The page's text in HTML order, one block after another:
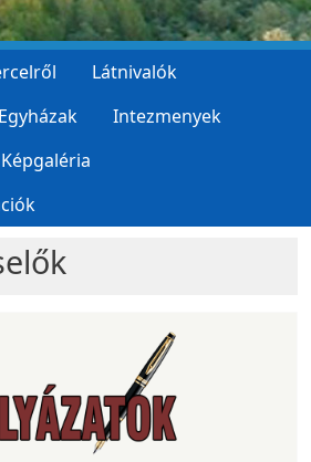
Látnivalók
Egyházak
Intezmenyek
Képgaléria